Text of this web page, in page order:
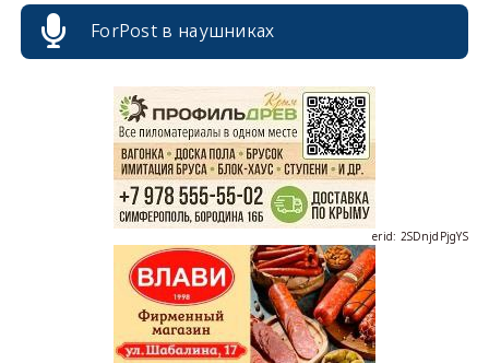
ForPost в наушниках
erid: 2SDnjdPjgYS